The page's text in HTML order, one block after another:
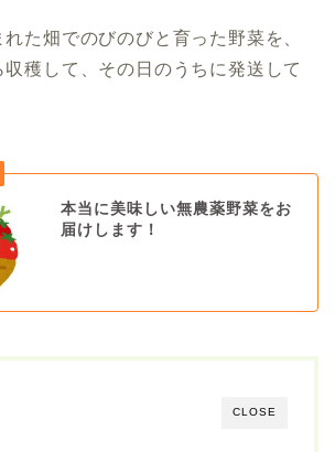
た畑でのびのびと育った野菜を、
穫して、その日のうちに発送して
本当に美味しい無農薬野菜をお
届けします！
CLOSE